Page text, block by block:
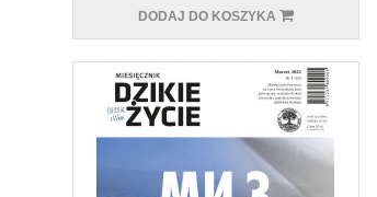
DODAJ DO KOSZYKA